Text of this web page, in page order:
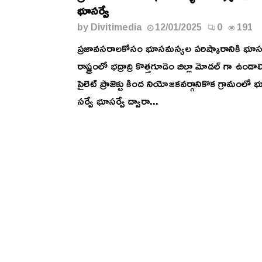
భూసర్వే
byDivitimedia 12/01/2025 0 191
ప్రజావసరాలకోసం భూసమస్యల పరిష్కారానికి
రాష్ట్రంలో భద్రాద్రి కొత్తగూడెం జిల్లా మోడల్ గా
పైలెట్ ప్రాజెక్టు కింద నియోజకవర్గానికొక గ్రామంలో
సర్వే భూసర్వే ద్వారా...